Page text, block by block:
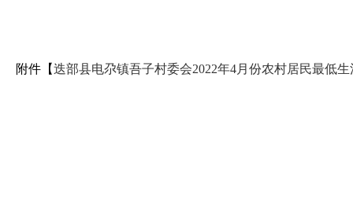
附件【迭部县电尕镇吾子村委会2022年4月份农村居民最低